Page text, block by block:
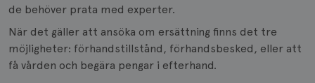
de behöver prata med experter.
När det gäller att ansöka om ersättning finns det tre
möjligheter: förhandstillstånd, förhandsbesked, eller att
få vården och begära pengar i efterhand.